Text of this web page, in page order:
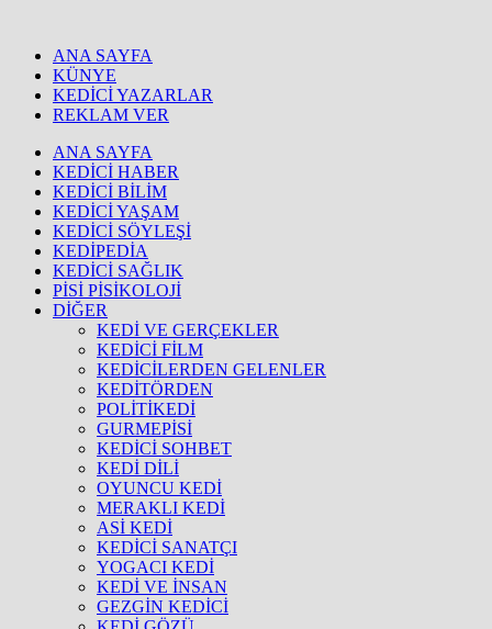
ANA SAYFA
KÜNYE
KEDİCİ YAZARLAR
REKLAM VER
ANA SAYFA
KEDİCİ HABER
KEDİCİ BİLİM
KEDİCİ YAŞAM
KEDİCİ SÖYLEŞİ
KEDİPEDİA
KEDİCİ SAĞLIK
PİSİ PİSİKOLOJİ
DİĞER
KEDİ VE GERÇEKLER
KEDİCİ FİLM
KEDİCİLERDEN GELENLER
KEDİTÖRDEN
POLİTİKEDİ
GURMEPİSİ
KEDİCİ SOHBET
KEDİ DİLİ
OYUNCU KEDİ
MERAKLI KEDİ
ASİ KEDİ
KEDİCİ SANATÇI
YOGACI KEDİ
KEDİ VE İNSAN
GEZGİN KEDİCİ